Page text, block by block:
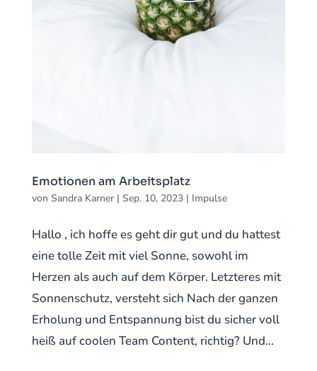
Emotionen am Arbeitsplatz
von Sandra Karner| Sep. 10, 2023| Impulse
Hallo , ich hoffe es geht dir gut und du hattest
eine tolle Zeit mit viel Sonne, sowohl im
Herzen als auch auf dem Körper. Letzteres mit
Sonnenschutz, versteht sich Nach der ganzen
Erholung und Entspannung bist du sicher voll
heiß auf coolen Team Content, richtig? Und...